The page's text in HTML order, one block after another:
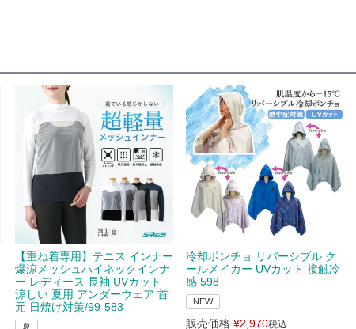
【重ね着専用】テニス インナー
爆涼メッシュハイネックインナ
ー レディース 長袖 UVカット
涼しい 夏用 アンダーウェア 首
元 日焼け対策/99-583
夏
冷却ポンチョ リバーシブル ク
ールメイカー UVカット 接触冷
感 598
NEW
販売価格 ¥2,970税込